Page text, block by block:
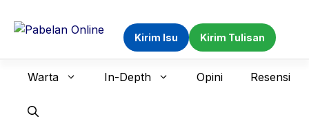
Kirim Isu Kirim Tulisan
Warta In-Depth Opini Resensi